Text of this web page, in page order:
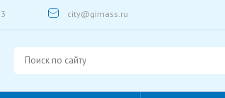
city@gimass.ru